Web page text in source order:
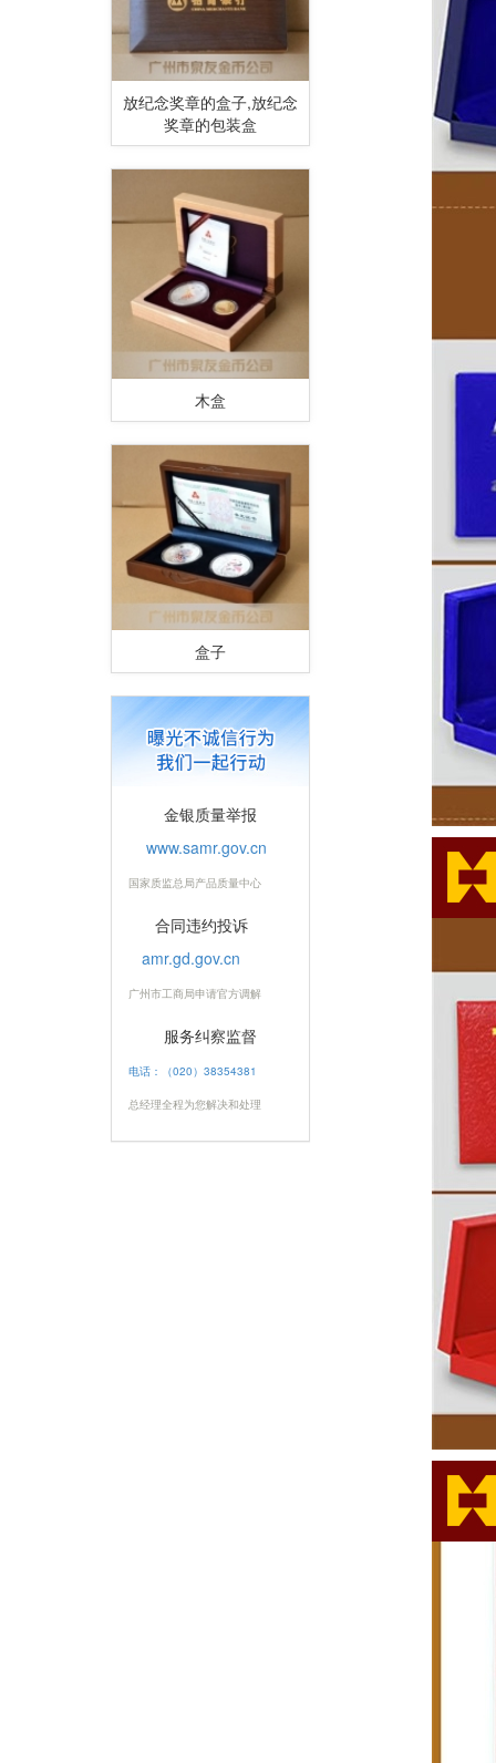
放纪念奖章的盒子,放纪念
奖章的包装盒
木盒
盒子
金银质量举报
www.samr.gov.cn
国家质监总局产品质量中心
合同违约投诉
amr.gd.gov.cn
广州市工商局申请官方调解
服务纠察监督
电话：（020）38354381
总经理全程为您解决和处理